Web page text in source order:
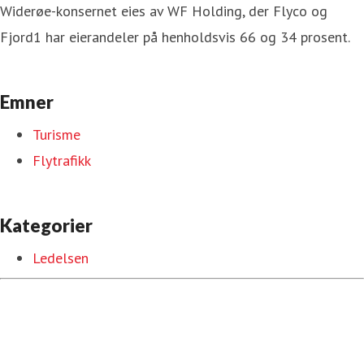
Widerøe-konsernet eies av WF Holding, der Flyco og
Fjord1 har eierandeler på henholdsvis 66 og 34 prosent.
Emner
Turisme
Flytrafikk
Kategorier
Ledelsen